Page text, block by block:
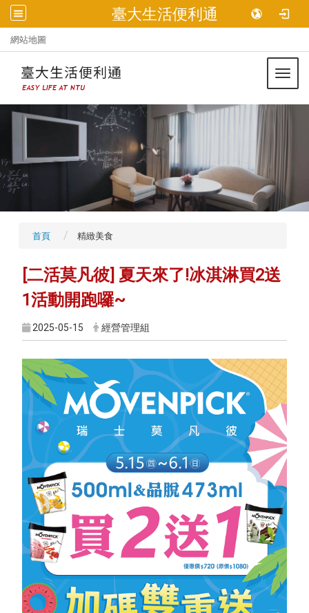
臺大生活便利通
網站地圖
首頁 精緻美食
[二活莫凡彼] 夏天來了!冰淇淋買2送
1活動開跑囉~
2025-05-15 經營管理組